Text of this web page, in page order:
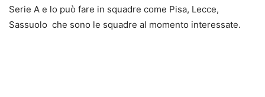
Serie A e lo può fare in squadre come Pisa, Lecce,
Sassuolo che sono le squadre al momento interessate.